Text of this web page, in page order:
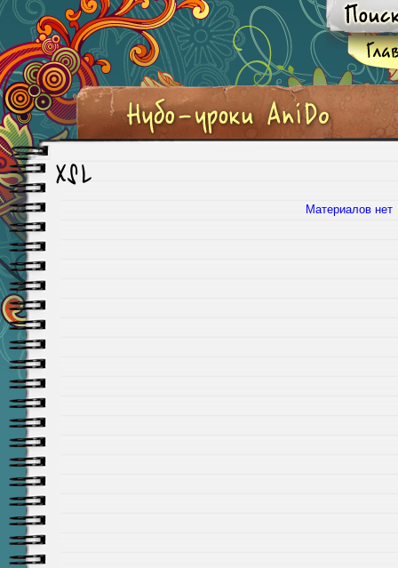
XSL
Материалов нет